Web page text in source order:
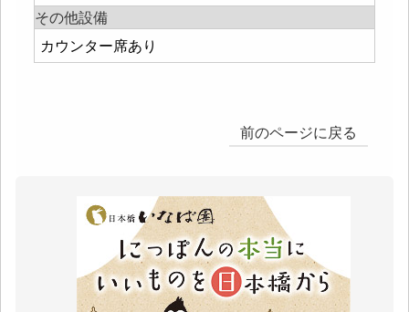
その他設備
カウンター席あり
前のページに戻る